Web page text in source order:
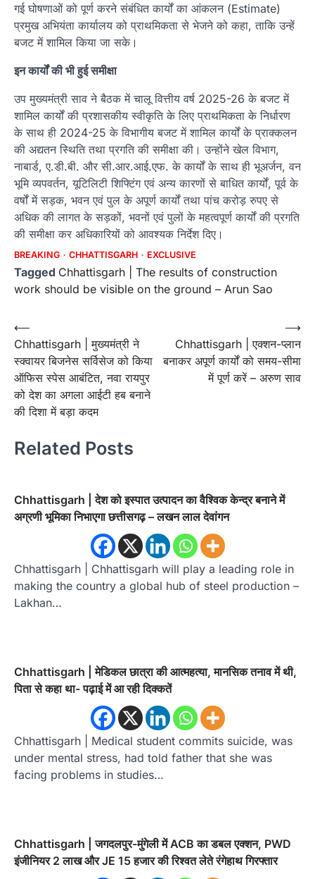
गई घोषणाओं को पूर्ण करने संबंधित कार्यों का आंकलन (Estimate)
प्रमुख अभियंता कार्यालय को प्राथमिकता से भेजने को कहा, ताकि उन्हें
बजट में शामिल किया जा सके।
इन कार्यों की भी हुई समीक्षा
उप मुख्यमंत्री साव ने बैठक में चालू वित्तीय वर्ष 2025-26 के बजट में
शामिल कार्यों की प्रशासकीय स्वीकृति के लिए प्राथमिकता के निर्धारण
के साथ ही 2024-25 के विभागीय बजट में शामिल कार्यों के प्राक्कलन
की अद्यतन स्थिति तथा प्रगति की समीक्षा की। उन्होंने खेल विभाग,
नाबार्ड, ए.डी.बी. और सी.आर.आई.एफ. के कार्यों के साथ ही भूअर्जन, वन
भूमि व्यपवर्तन, यूटिलिटी शिफ्टिंग एवं अन्य कारणों से बाधित कार्यों, पूर्व के
वर्षों में सड़क, भवन एवं पुल के अपूर्ण कार्यों तथा पांच करोड़ रुपए से
अधिक की लागत के सड़कों, भवनों एवं पुलों के महत्वपूर्ण कार्यों की प्रगति
की समीक्षा कर अधिकारियों को आवश्यक निर्देश दिए।
BREAKING CHHATTISGARH EXCLUSIVE
Tagged Chhattisgarh | The results of construction
work should be visible on the ground – Arun Sao
Post
navigation
⟵
Chhattisgarh | मुख्यमंत्री ने
स्क्वायर बिजनेस सर्विसेज को किया
ऑफिस स्पेस आबंटित, नवा रायपुर
को देश का अगला आईटी हब बनाने
की दिशा में बड़ा कदम
Chhattisgarh | एक्शन-प्लान
बनाकर अपूर्ण कार्यों को समय-सीमा
में पूर्ण करें – अरुण साव
⟶
Related Posts
Chhattisgarh | देश को इस्पात उत्पादन का वैश्विक केन्द्र बनाने में
अग्रणी भूमिका निभाएगा छत्तीसगढ़ – लखन लाल देवांगन
Chhattisgarh | Chhattisgarh will play a leading role in
making the country a global hub of steel production –
Lakhan…
Chhattisgarh | मेडिकल छात्रा की आत्महत्या, मानसिक तनाव में थी,
पिता से कहा था- पढ़ाई में आ रही दिक्कतें
Chhattisgarh | Medical student commits suicide, was
under mental stress, had told father that she was
facing problems in studies…
Chhattisgarh | जगदलपुर-मुंगेली में ACB का डबल एक्शन, PWD
इंजीनियर 2 लाख और JE 15 हजार की रिश्वत लेते रंगेहाथ गिरफ्तार